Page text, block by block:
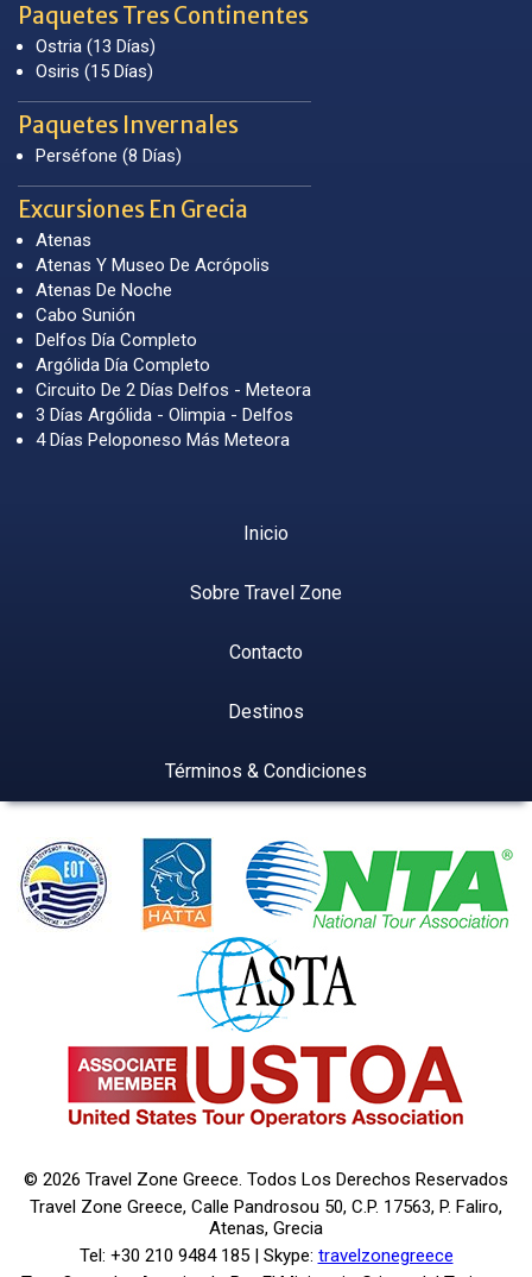
Paquetes Tres Continentes
Ostria (13 Días)
Osiris (15 Días)
Paquetes Invernales
Perséfone (8 Días)
Excursiones En Grecia
Atenas
Atenas Y Museo De Acrópolis
Atenas De Noche
Cabo Sunión
Delfos Día Completo
Argólida Día Completo
Circuito De 2 Días Delfos - Meteora
3 Días Argólida - Olimpia - Delfos
4 Días Peloponeso Más Meteora
Inicio
Sobre Travel Zone
Contacto
Destinos
Términos & Condiciones
© 2026 Travel Zone Greece. Todos Los Derechos Reservados
Travel Zone Greece, Calle Pandrosou 50, C.P. 17563, P. Faliro,
Atenas, Grecia
Tel: +30 210 9484 185 | Skype: travelzonegreece